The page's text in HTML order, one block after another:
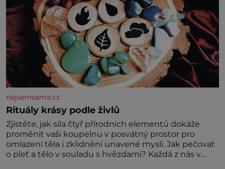
nejsemsama.cz
Rituály krásy podle živlů
Zjistěte, jak síla čtyř přírodních elementů dokáže
proměnit vaši koupelnu v posvátný prostor pro
omlazení těla i zklidnění unavené mysli. Jak pečovat
o pleť a tělo v souladu s hvězdami? Každá z nás v